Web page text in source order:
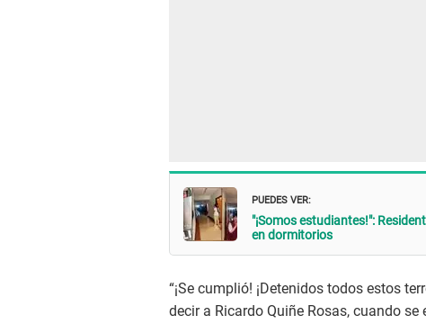
PUEDES VER:
"¡Somos estudiantes!":
en dormitorios
“¡Se cumplió! ¡Detenidos todos estos
decir a Ricardo Quiñe Rosas, cuando